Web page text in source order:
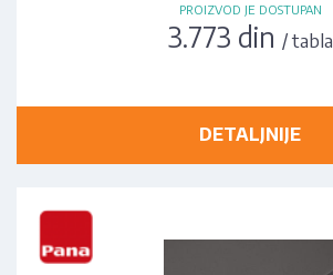
PROIZVOD JE DOSTUPAN
3.773 din / tabla
DETALJNIJE